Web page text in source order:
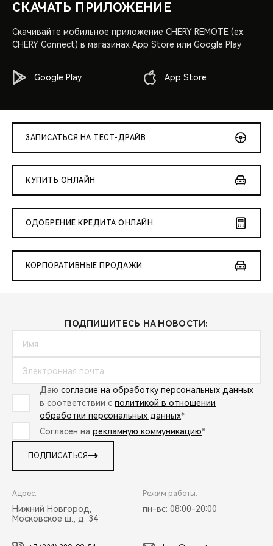
СКАЧАТЬ ПРИЛОЖЕНИЕ
Скачивайте мобильное приложение CHERY REMOTE (ex.
CHERY Connect) в магазинах App Store или Google Play
Google Play App Store
ЗАПИСАТЬСЯ НА ТЕСТ-ДРАЙВ
КУПИТЬ ОНЛАЙН
ОДОБРЕНИЕ КРЕДИТА ОНЛАЙН
КОРПОРАТИВНЫЕ ПРОДАЖИ
ПОДПИШИТЕСЬ НА НОВОСТИ:
Даю согласие на обработку персональных данных
в соответствии с политикой в отношении
обработки персональных данных*
Согласен на рекламную коммуникацию*
ПОДПИСАТЬСЯ
Адрес:
Нижний Новгород,
Московское ш., д. 34
Режим работы:
пн-вс: 08:00-20:00